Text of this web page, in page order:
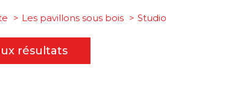
Les pavillons sous bois studio
résultats